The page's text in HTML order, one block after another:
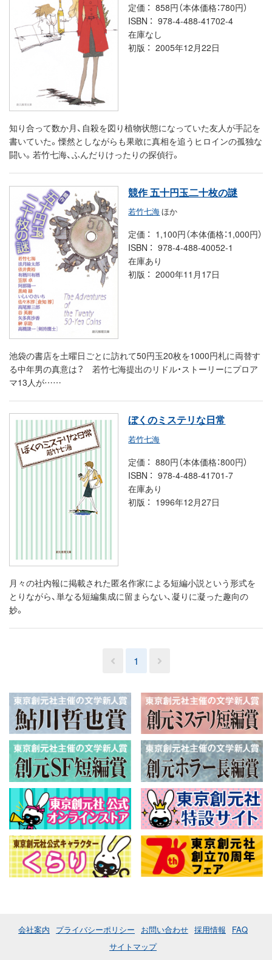
定価
858円（本体価格：780円）
ISBN
978-4-488-41702-4
在庫なし
初版
2005年12月22日
知り合って数か月、自殺を図り植物状態になっていた友人が手記を
書いていた。慄然としながらも果敢に真相を追うヒロインの孤独な
闘い。若竹七海、ふんだりけったりの探偵行。
競作 五十円玉二十枚の謎
若竹七海ほか
定価
1,100円（本体価格：1,000円）
ISBN
978-4-488-40052-1
在庫あり
初版
2000年11月17日
池袋の書店を土曜日ごとに訪れて50円玉20枚を1000円札に両替す
る中年男の真意は？ 若竹七海提出のリドル・ストーリーにプロア
マ13人が……
ぼくのミステリな日常
若竹七海
定価
880円（本体価格：800円）
ISBN
978-4-488-41701-7
在庫あり
初版
1996年12月27日
月々の社内報に掲載された匿名作家による短編小説という形式を
とりながら、単なる短編集成に留まらない、凝りに凝った趣向の
妙。
1
会社案内 プライバシーポリシー お問い合わせ 採用情報
FAQ
サイトマップ